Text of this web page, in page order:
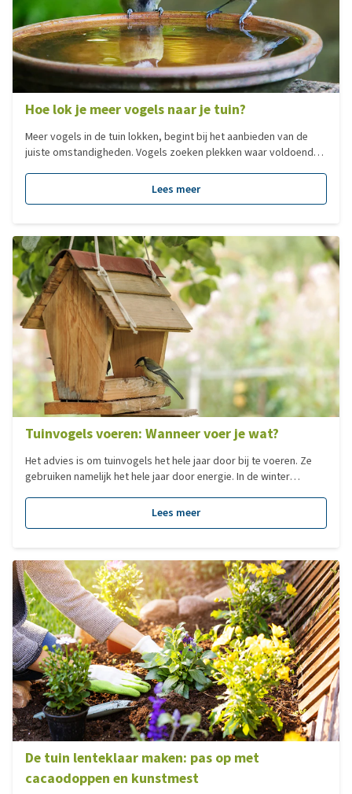
Hoe lok je meer vogels naar je tuin?
Meer vogels in de tuin lokken, begint bij het aanbieden van de
juiste omstandigheden. Vogels zoeken plekken waar voldoende
voorziet, zullen vogels minder snel blijven. Door in te spelen wat
vogels nodig hebben, kun je meer vogels in de tuin lokken en
Lees meer
Tuinvogels voeren: Wanneer voer je wat?
Het advies is om tuinvogels het hele jaar door bij te voeren. Ze
gebruiken namelijk het hele jaar door energie. In de winter
het voorjaar is energie nodig voor het nestelen en het leggen van
eieren en het grootbrengen van de jongen. In de herfst moeten
dat vogels verleren om zelf voedsel te vinden.
Lees meer
De tuin lenteklaar maken: pas op met
cacaodoppen en kunstmest